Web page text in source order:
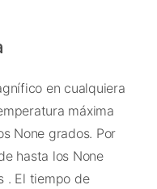
en cualquiera
máxima
None grados. Por
hasta los None
. El tiempo de